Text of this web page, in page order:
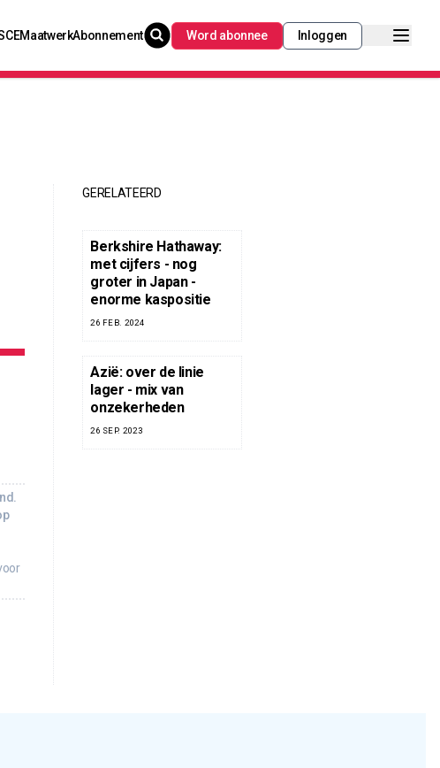
MaatwerkAbonnement Word abonnee Inloggen
GERELATEERD
Berkshire Hathaway:
met cijfers - nog
groter in Japan -
enorme kaspositie
26 FEB. 2024
Azië: over de linie
lager - mix van
onzekerheden
26 SEP. 2023